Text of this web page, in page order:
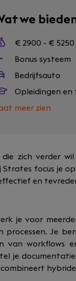
we
€ 2900 - € 5250
Bonus systeem
Bedrijfsauto
Opleidingen en
meer zien
zich verder
Strates focus je
en
je voor
processen. Je
van workflows
je